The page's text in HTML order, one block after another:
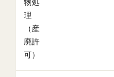
物処
理
（産
廃許
可）